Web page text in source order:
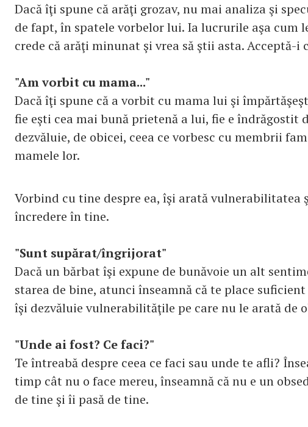
Dacă îţi spune că arăţi grozav, nu mai analiza şi
de fapt, în spatele vorbelor lui. Ia lucrurile aşa cum
crede că arăţi minunat şi vrea să ştii asta. Acceptă-i
"Am vorbit cu mama..."
Dacă îţi spune că a vorbit cu mama lui şi
fie eşti cea mai bună prietenă a lui, fie e îndrăgostit
dezvăluie, de obicei, ceea ce vorbesc cu membrii
mamele lor.
Vorbind cu tine despre ea, îşi arată vulnerabilitatea
încredere în tine.
"Sunt supărat/îngrijorat"
Dacă un bărbat îşi expune de bunăvoie un alt
starea de bine, atunci înseamnă că te place
îşi dezvăluie vulnerabilităţile pe care nu le arată de
"Unde ai fost? Ce faci?"
Te întreabă despre ceea ce faci sau unde te afli?
timp cât nu o face mereu, înseamnă că nu e un
de tine şi îi pasă de tine.